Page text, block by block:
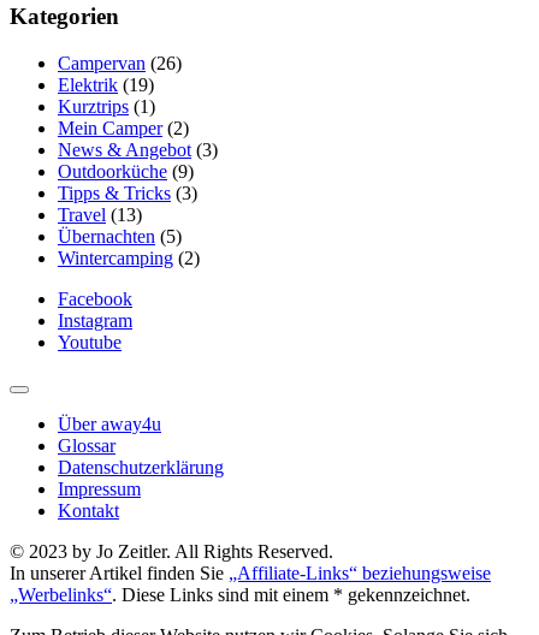
Kategorien
Campervan (26)
Elektrik (19)
Kurztrips (1)
Mein Camper(2)
News & Angebot (3)
Outdoorküche (9)
Tipps & Tricks (3)
Travel (13)
Übernachten (5)
Wintercamping (2)
Facebook
Instagram
Youtube
Über away4u
Glossar
Datenschutzerklärung
Impressum
Kontakt
© 2023 by Jo Zeitler. All Rights Reserved.
In unserer Artikel finden Sie „Affiliate-Links“ beziehungsweise
„Werbelinks“. Diese Links sind mit einem * gekennzeichnet.